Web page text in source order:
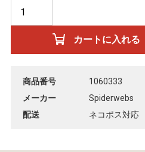
商品番号
1060333
メーカー
Spiderwebs
配送
ネコポス対応